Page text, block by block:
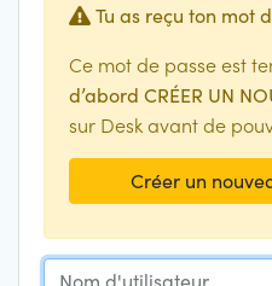
Tu as reçu ton mot
Ce mot de passe est
d’abord CRÉER UN
sur Desk avant de
Créer un
Nom d'utilisateur